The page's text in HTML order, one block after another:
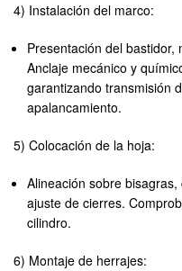
4) Instalación del marco:
Presentación del bastidor,
Anclaje mecánico y
garantizando transmisión
apalancamiento.
5) Colocación de la hoja:
Alineación sobre
ajuste de cierres.
cilindro.
6) Montaje de herrajes: